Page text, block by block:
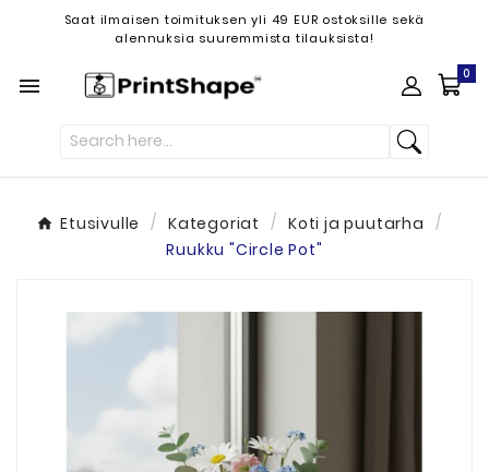
Saat ilmaisen toimituksen yli 49 EUR ostoksille sekä
alennuksia suuremmista tilauksista!
 0
Etusivulle Kategoriat
Koti ja puutarha
Ruukku "Circle Pot"